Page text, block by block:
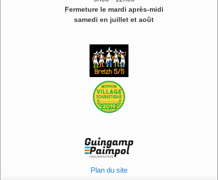
Fermeture le mardi après-midi
samedi en juillet et août
Plan du site